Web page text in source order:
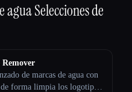
aguaSelecciones de
de marcas de agua con
forma limpia los logotipos,